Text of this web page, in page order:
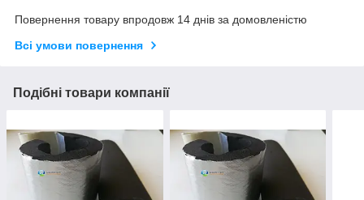
Повернення товару впродовж 14 днів за домовленістю
Всі умови повернення
Подібні товари компанії